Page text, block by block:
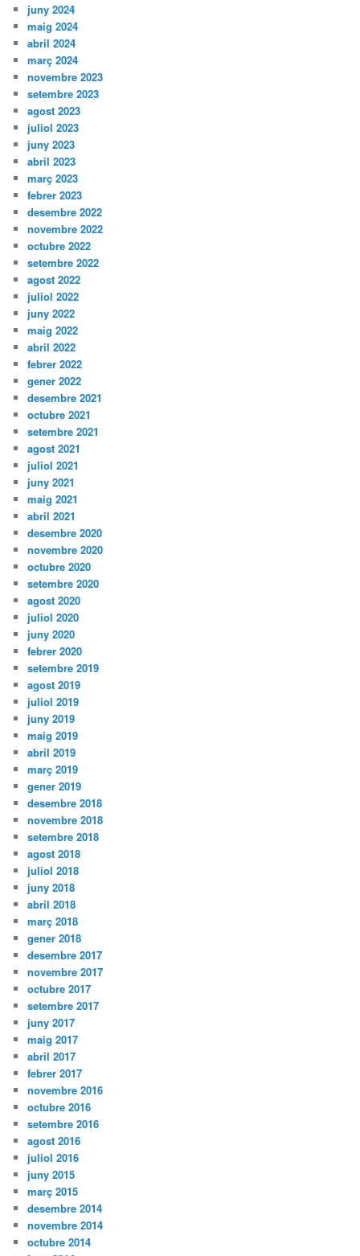
juny 2024
maig 2024
abril 2024
març 2024
novembre 2023
setembre 2023
agost 2023
juliol 2023
juny 2023
abril 2023
març 2023
febrer 2023
desembre 2022
novembre 2022
octubre 2022
setembre 2022
agost 2022
juliol 2022
juny 2022
maig 2022
abril 2022
febrer 2022
gener 2022
desembre 2021
octubre 2021
setembre 2021
agost 2021
juliol 2021
juny 2021
maig 2021
abril 2021
desembre 2020
novembre 2020
octubre 2020
setembre 2020
agost 2020
juliol 2020
juny 2020
febrer 2020
setembre 2019
agost 2019
juliol 2019
juny 2019
maig 2019
abril 2019
març 2019
gener 2019
desembre 2018
novembre 2018
setembre 2018
agost 2018
juliol 2018
juny 2018
abril 2018
març 2018
gener 2018
desembre 2017
novembre 2017
octubre 2017
setembre 2017
juny 2017
maig 2017
abril 2017
febrer 2017
novembre 2016
octubre 2016
setembre 2016
agost 2016
juliol 2016
juny 2015
març 2015
desembre 2014
novembre 2014
octubre 2014